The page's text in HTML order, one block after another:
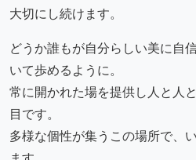
大切にし続けます。
どうか誰もが自分らしい美に自
いて歩めるように。
常に開かれた場を提供し人と人
目です。
多様な個性が集うこの場所で、